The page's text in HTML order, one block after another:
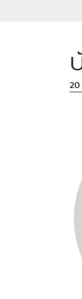
20